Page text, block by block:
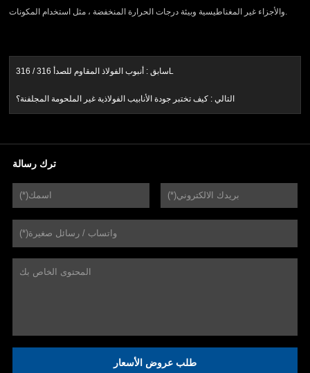
والأجزاء غير المغناطيسية وبيئة درجات الحرارة المنخفضة ، مثل استخدام المكونات.
سابق :أنبوب الفولاذ المقاوم للصدأ 316 / 316L
التالي :كيف تختبر جودة الأنابيب الفولاذية غير الملحومة المجلفنة؟
ترك رسالة
طلب عروض الأسعار